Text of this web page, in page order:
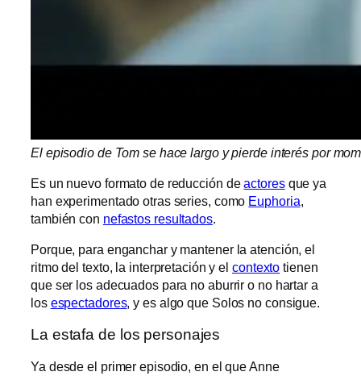
El episodio de Tom se hace largo y pierde interés por
Es un nuevo formato de reducción deactoresque ya
han experimentado otras series, como Euphoria,
también con nefastos resultados.
Porque, para enganchar y mantener la atención, el
ritmo del texto, la interpretación y el contexto tienen
que ser los adecuados para no aburrir o no hartar a
los espectadores, y es algo que Solos no consigue.
La estafa de los personajes
Ya desde el primer episodio, en el que Anne